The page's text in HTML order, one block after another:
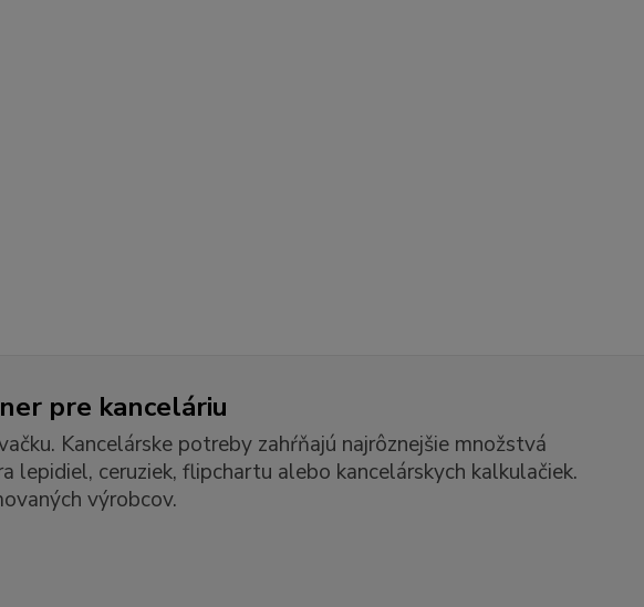
pre kanceláriu
Kancelárske potreby zahŕňajú najrôznejšie množstvá
ceruziek, flipchartu alebo kancelárskych kalkulačiek.
výrobcov.